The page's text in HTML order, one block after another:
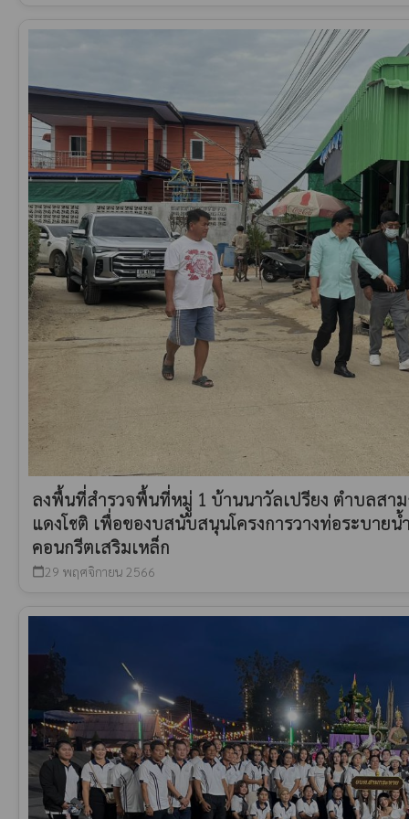
ลงพื้นที่สำรวจพื้นที่หมูู่ 1 บ้านนาวัลเปรียง ตำบลสา
แดงโชติ เพื่อของบสนับสนุนโครงการวางท่อระบาย
คอนกรีตเสริมเหล็ก
calendar_today29 พฤศจิกายน 2566